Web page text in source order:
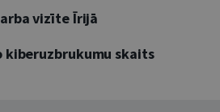
vizīte Īrijā
kiberuzbrukumu skaits